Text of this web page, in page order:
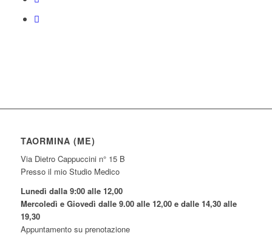
TAORMINA (ME)
Via Dietro Cappuccini n° 15 B
Presso il mio Studio Medico
Lunedì dalla 9:00 alle 12,00
Mercoledì e Giovedì dalle 9.00 alle 12,00 e dalle 14,30 alle
19,30
Appuntamento su prenotazione